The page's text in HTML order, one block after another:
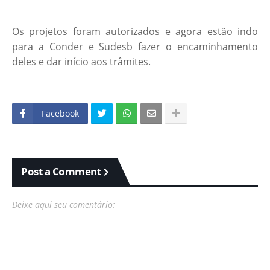
Os projetos foram autorizados e agora estão indo
para a Conder e Sudesb fazer o encaminhamento
deles e dar início aos trâmites.
Facebook
Post a Comment
Deixe aqui seu comentário: